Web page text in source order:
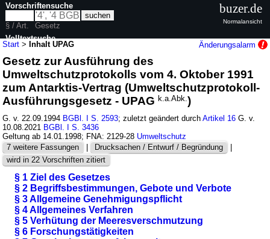
Start >Inhalt UPAG Änderungsalarm
Gesetz zur Ausführung des
Umweltschutzprotokolls vom 4. Oktober 1991
zum Antarktis-Vertrag (Umweltschutzprotokoll-
Ausführungsgesetz - UPAGk.a.Abk.)
G. v. 22.09.1994 BGBl. I S. 2593; zuletzt geändert durchArtikel 16 G. v.
10.08.2021 BGBl. I S. 3436
Geltung ab 14.01.1998; FNA: 2129-28 Umweltschutz
7 weitere Fassungen
| Drucksachen / Entwurf / Begründung
|
wird in 22 Vorschriften zitiert
§ 1 Ziel des Gesetzes
§ 2 Begriffsbestimmungen, Gebote und Verbote
§ 3 Allgemeine Genehmigungspflicht
§ 4 Allgemeines Verfahren
§ 5 Verhütung der Meeresverschmutzung
§ 6 Forschungstätigkeiten
Vorschriftensuche
§ / Art.
Gesetz
Volltextsuche
nur in UPAG
buzer.de
Normalansicht